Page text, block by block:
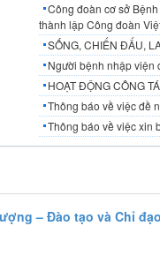
Công đoàn cơ sở
thành lập Công đoàn
SỐNG, CHIẾN ĐẤU,
Người bệnh nhập viện
HOẠT ĐỘNG CÔNG
Thông báo về việc đề
Thông báo về việc xin
– Đào tạo và Chỉ